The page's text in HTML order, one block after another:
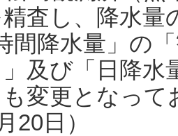
査し、降水
間降水量」の
及び「日降
変更となっ
20日）